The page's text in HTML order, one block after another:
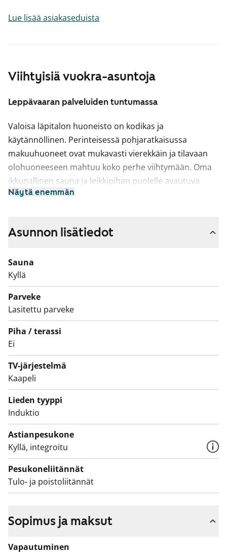
Viihtyisiä vuokra-asuntoja
Leppävaaran palveluiden tuntumassa
Valoisa läpitalon huoneisto on kodikas ja
käytännöllinen. Perinteisessä pohjaratkaisussa
makuuhuoneet ovat mukavasti vierekkäin ja tilavaan
olohuoneeseen mahtuu koko perhe viihtymään. Oma
ikkunallinen sauna ja leikkipihan puolelle avautuva
lasitettu parveke lisäävät kodin viihtyisyyttä reilusti.
Kylpyhuoneessa on mukavuuslattialämmitys, hillityn
Keittiössä on tummanharmaa laminaattityötaso,
valkoiset kaapistot sekä harmaat Kaakelikeskuksen
kalustevälikaakeloinnit. Vakiovarusteina on iso
jääkaappi ja erillinen pakastin, astianpesukone ja
keraaminen liesitaso kalusteuuneineen.
Keittiökaapistossa on tilavaraus mikroaaltouunille.
Asukasmäärään perustuva vesimaksu muuttuu
1.12.2024 alkaen vedenkulutukseen perustuvaan
vesimaksuun.
Asukasmäärään perustuva vesimaksu muuttuu
1.12.2024 alkaen vedenkulutukseen perustuvaan
vesimaksuun.
Näytä enemmän
Lue lisää asiakaseduista
Asunnon lisätiedot
Sauna
Kyllä
Parveke
Lasitettu parveke
Piha / terassi
Ei
TV-järjestelmä
Kaapeli
Lieden tyyppi
Induktio
Astianpesukone
Kyllä, integroitu
Pesukoneliitännät
Tulo- ja poistoliitännät
Sopimus ja maksut
Vapautuminen